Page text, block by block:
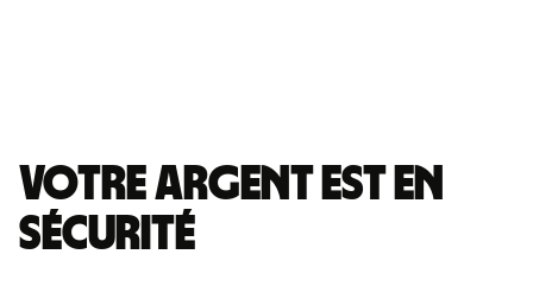
Votre argent est en
sécurité